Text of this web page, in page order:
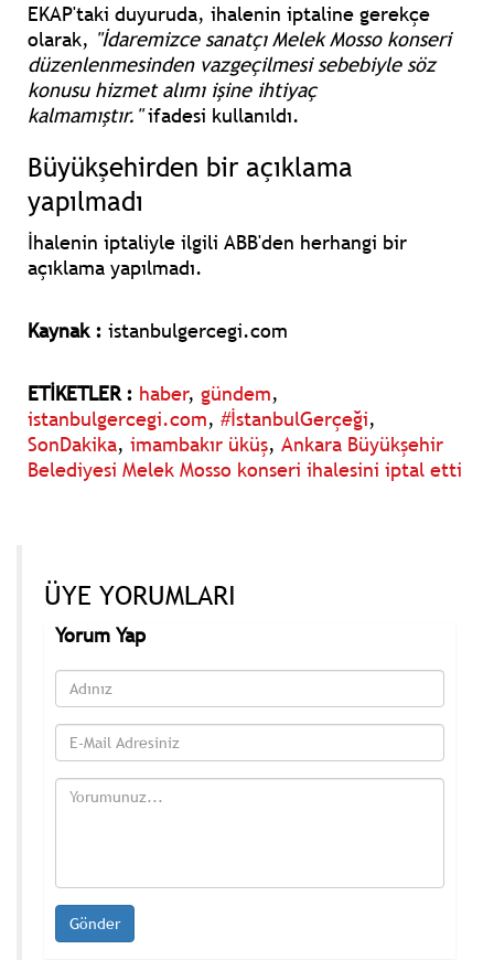
EKAP'taki duyuruda, ihalenin iptaline gerekçe
olarak, "İdaremizce sanatçı Melek Mosso konseri
düzenlenmesinden vazgeçilmesi sebebiyle söz
konusu hizmet alımı işine ihtiyaç
kalmamıştır."ifadesi kullanıldı.
Büyükşehirden bir açıklama
yapılmadı
İhalenin iptaliyle ilgili ABB'den herhangi bir
açıklama yapılmadı.
Kaynak : istanbulgercegi.com
ETİKETLER : haber, gündem,
istanbulgercegi.com, #İstanbulGerçeği,
SonDakika, imambakır üküş, Ankara Büyükşehir
Belediyesi Melek Mosso konseri ihalesini iptal etti
ÜYE YORUMLARI
Yorum Yap